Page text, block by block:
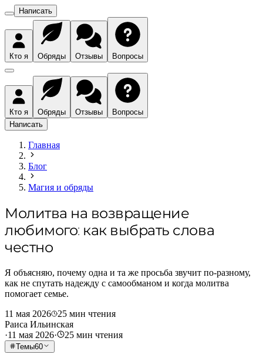
Написать
Кто я Обряды Отзывы Вопросы
Кто я Обряды Отзывы
Вопросы
Написать
Главная
Блог
Магия и обряды
Молитва на возвращение
любимого: как выбрать слова
честно
Я объясняю, почему одна и та же просьба звучит по-разному,
как не спутать надежду с самообманом и когда молитва
помогает семье.
11 мая 2026
25 мин чтения
Раиса Ильинская
·11 мая 2026· 25 мин чтения
Темы60